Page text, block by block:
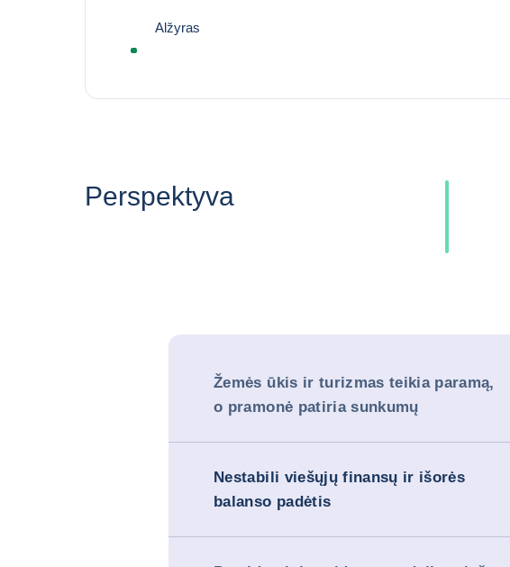
Alžyras
Perspektyva
Žemės ūkis ir turizmas teikia paramą,
o pramonė patiria sunkumų
Nestabili viešųjų finansų ir išorės
balanso padėtis